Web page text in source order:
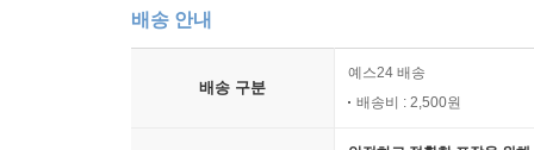
배송 안내
배송 구분
예스24 배송
배송비 : 2,500원